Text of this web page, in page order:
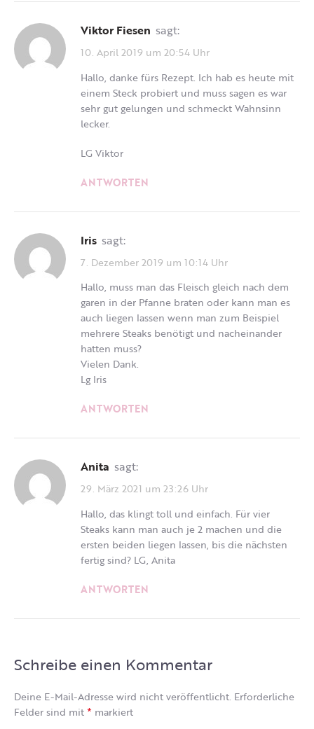
Viktor Fiesen sagt:
10. April 2019 um 20:54 Uhr
Hallo, danke fürs Rezept. Ich hab es heute mit
einem Steck probiert und muss sagen es war
sehr gut gelungen und schmeckt Wahnsinn
lecker.
LG Viktor
ANTWORTEN
Iris sagt:
7. Dezember 2019 um 10:14 Uhr
Hallo, muss man das Fleisch gleich nach dem
garen in der Pfanne braten oder kann man es
auch liegen lassen wenn man zum Beispiel
mehrere Steaks benötigt und nacheinander
hatten muss?
Vielen Dank.
Lg Iris
ANTWORTEN
Anita sagt:
29. März 2021 um 23:26 Uhr
Hallo, das klingt toll und einfach. Für vier
Steaks kann man auch je 2 machen und die
ersten beiden liegen lassen, bis die nächsten
fertig sind? LG, Anita
ANTWORTEN
Schreibe einen Kommentar
Deine E-Mail-Adresse wird nicht veröffentlicht. Erforderliche
Felder sind mit* markiert